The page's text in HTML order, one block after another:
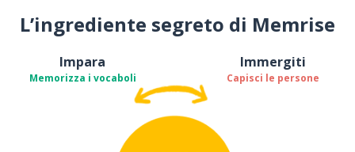
L’ingrediente segreto di Memrise
Impara
Memorizza i vocaboli
Immergiti
Capisci le persone